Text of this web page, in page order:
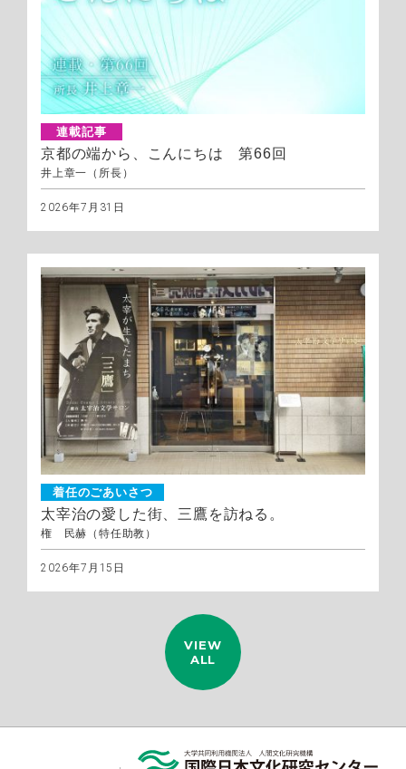
連載記事
京都の端から、こんにちは 第66回
井上章一（所長）
2026年7月31日
着任のごあいさつ
太宰治の愛した街、三鷹を訪ねる。
権 民赫（特任助教）
2026年7月15日
VIEW
ALL